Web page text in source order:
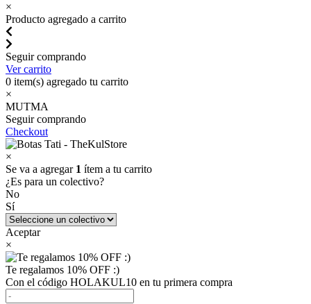
×
Producto agregado a carrito
Seguir comprando
Ver carrito
0 item(s) agregado tu carrito
×
MUTMA
Seguir comprando
Checkout
×
Se va a agregar 1 ítem a tu carrito
¿Es para un colectivo?
No
Sí
Aceptar
×
Te regalamos 10% OFF :)
Con el código HOLAKUL10 en tu primera compra